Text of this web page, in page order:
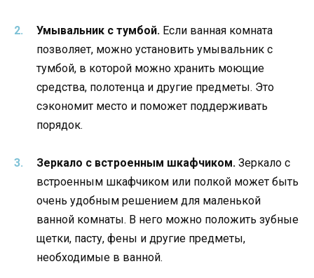
Умывальник с тумбой. Если ванная комната
позволяет, можно установить умывальник с
тумбой, в которой можно хранить моющие
средства, полотенца и другие предметы. Это
сэкономит место и поможет поддерживать
порядок.
Зеркало с встроенным шкафчиком. Зеркало с
встроенным шкафчиком или полкой может быть
очень удобным решением для маленькой
ванной комнаты. В него можно положить зубные
щетки, пасту, фены и другие предметы,
необходимые в ванной.